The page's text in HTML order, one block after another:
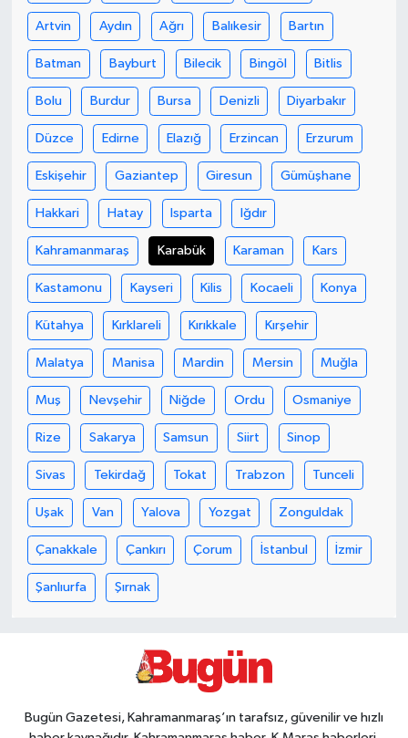
Artvin Aydın Ağrı Balıkesir Bartın
Batman Bayburt Bilecik Bingöl Bitlis
Bolu Burdur Bursa Denizli Diyarbakır
Düzce Edirne Elazığ Erzincan Erzurum
Eskişehir Gaziantep Giresun Gümüşhane
Hakkari Hatay Isparta Iğdır
Kahramanmaraş Karabük Karaman Kars
Kastamonu Kayseri Kilis Kocaeli Konya
Kütahya Kırklareli Kırıkkale Kırşehir
Malatya Manisa Mardin Mersin Muğla
Muş Nevşehir Niğde Ordu Osmaniye
Rize Sakarya Samsun Siirt Sinop
Sivas Tekirdağ Tokat Trabzon Tunceli
Uşak Van Yalova Yozgat Zonguldak
Çanakkale Çankırı Çorum İstanbul İzmir
Şanlıurfa Şırnak
Bugün Gazetesi, Kahramanmaraş’ın tarafsız, güvenilir ve hızlı
Teknoloji
Yaşam
KAHRAMANMARAŞ